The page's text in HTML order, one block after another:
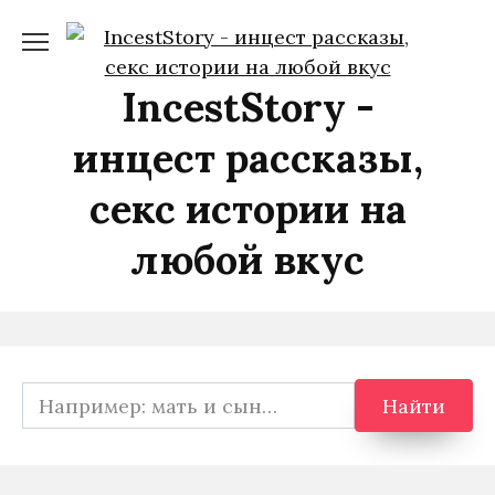
содержанию
IncestStory -
инцест рассказы,
секс истории на
любой вкус
Search
for:
Найти